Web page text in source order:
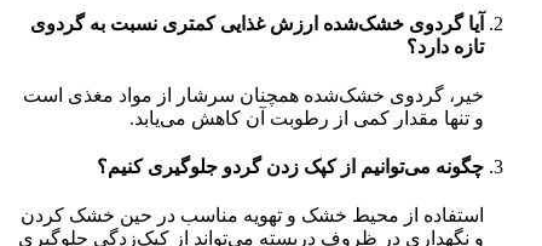
آیا گردوی خشک‌شده ارزش غذایی کمتری نسبت به گردوی
تازه دارد؟
خیر، گردوی خشک‌شده همچنان سرشار از مواد مغذی است
و تنها مقدار کمی از رطوبت آن کاهش می‌یابد.
چگونه می‌توانیم از کپک زدن گردو جلوگیری کنیم؟
استفاده از محیط خشک و تهویه مناسب در حین خشک کردن
و نگهداری در ظروف دربسته می‌تواند از کپک‌زدگی جلوگیری